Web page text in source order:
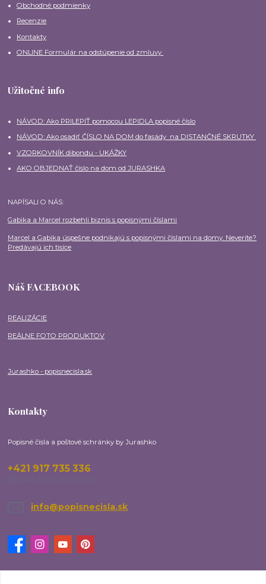
Obchodné podmienky
Recenzie
Kontakty
ONLINE Formulár na odstúpenie od zmluvy
Užitočné info
NÁVOD: Ako PRILEPIŤ pomocou LEPIDLA popisné číslo
NÁVOD: Ako osadiť ČÍSLO NA DOM do fasády na DISTANČNÉ SKRUTKY
VZORKOVNÍK dibondu - UKÁŽKY
AKO OBJEDNAŤ číslo na dom od JURASHKA
NAPÍSALI O NÁS:
Gabika a Marcel rozbehli biznis s popisnými číslami
Marcel a Gabika úspešne podnikajú s popisnými číslami na domy. Neveríte?
Predávajú ich tisíce
Náš FACEBOOK
REALIZÁCIE
REÁLNE FOTO PRODUKTOV
Jurashko - popisnecisla.sk
Kontakty
Popisné čísla a poštové schránky by Jurashko
+421 917 735 336
info@popisnecisla.sk